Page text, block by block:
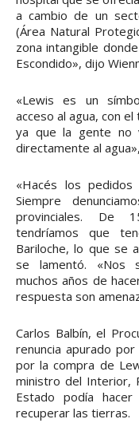
a cambio de un
(Área Natural
zona intangible
Escondido», dijo
«Lewis es un
acceso al agua, con
ya que la gente no
directamente al
«Hacés los
Siempre
provinciales. De
tendríamos que
Bariloche, lo que se
se lamentó. «Nos
muchos años de
respuesta son
Carlos Balbín, el
renuncia apurado
por la compra de
ministro del Interior,
Estado podía
recuperar las tierras.